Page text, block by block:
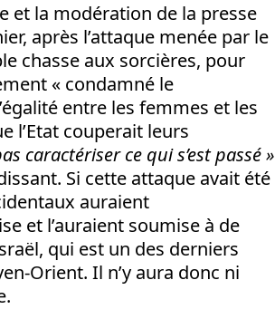
et la modération de la presse
après l’attaque menée par le
chasse aux sorcières, pour
« condamné le
entre les femmes et les
l’Etat couperait leurs
caractériser ce qui s’est passé »
Si cette attaque avait été
auraient
et l’auraient soumise à de
qui est un des derniers
Orient. Il n’y aura donc ni